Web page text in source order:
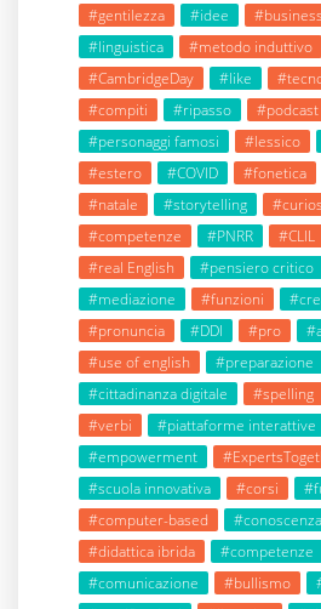
#gentilezza
#idee
#linguistica
#metodo induttivo
#CambridgeDay
#like
#compiti
#ripasso
#podcast
#personaggi famosi
#lessico
#estero
#COVID #fonetica
#natale
#storytelling
#competenze
#PNRR #CLIL
#real English
#pensiero critico
#mediazione
#funzioni
#pronuncia
#DDI #pro
#use of english
#preparazione
#cittadinanza digitale
#spelling
#verbi
#piattaforme interattive
#empowerment
#scuola innovativa
#corsi
#computer-based
#conoscenza
#didattica ibrida
#competenze
#comunicazione
#bullismo